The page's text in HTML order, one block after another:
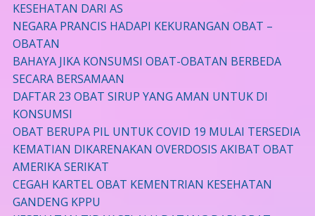
KESEHATAN DARI AS
NEGARA PRANCIS HADAPI KEKURANGAN OBAT –
OBATAN
BAHAYA JIKA KONSUMSI OBAT-OBATAN BERBEDA
SECARA BERSAMAAN
DAFTAR 23 OBAT SIRUP YANG AMAN UNTUK DI
KONSUMSI
OBAT BERUPA PIL UNTUK COVID 19 MULAI TERSEDIA
KEMATIAN DIKARENAKAN OVERDOSIS AKIBAT OBAT
AMERIKA SERIKAT
CEGAH KARTEL OBAT KEMENTRIAN KESEHATAN
GANDENG KPPU